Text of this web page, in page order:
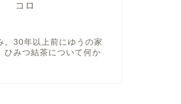
コロ
。30年以上前にゆうの家
ひみつ結茶について何か